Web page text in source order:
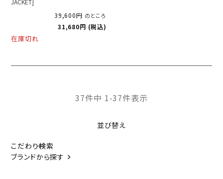
JACKET]
39,600
のところ
31,680 税込
在庫切れ
並び替え
37件中 1-37件表示
こだわり検索
ブランドから探す